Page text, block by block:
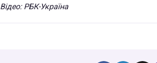
Відео: РБК-Україна